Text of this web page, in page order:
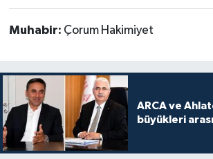
Muhabir: Çorum Hakimiyet
ARCA ve
büyükleri